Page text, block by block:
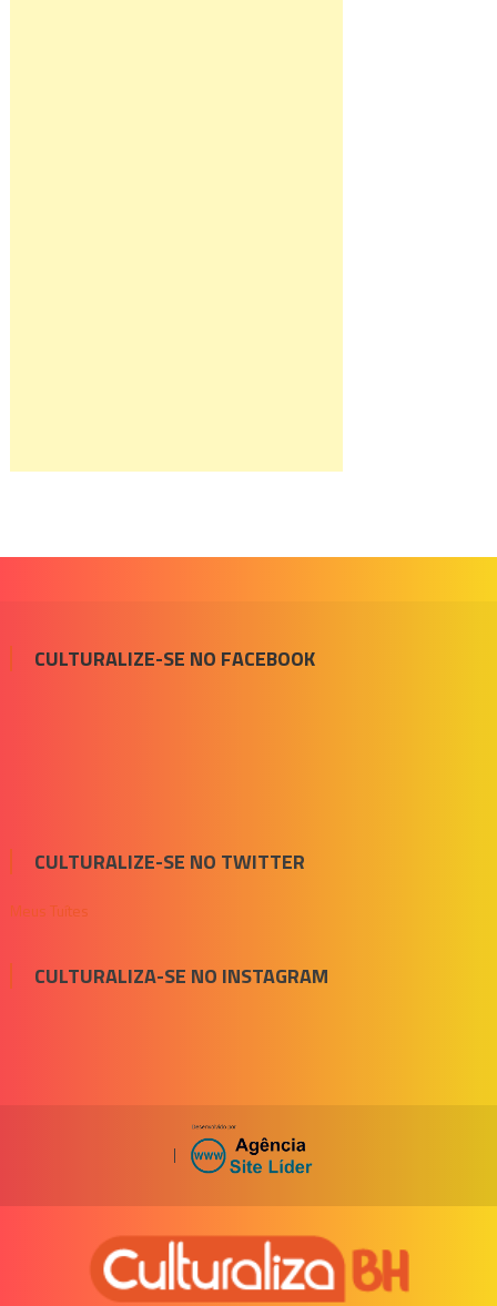
CULTURALIZE-SE NO FACEBOOK
CULTURALIZE-SE NO TWITTER
Meus Tuítes
CULTURALIZA-SE NO INSTAGRAM
|